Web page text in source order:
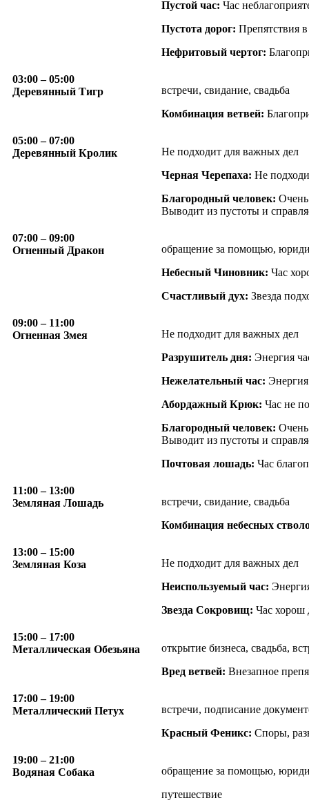
Пустой час: Час
Пустота дорог: Препятствия
Нефритовый чертог:
03:00– 05:00
Деревянный Тигр
встречи, свидание, свадьба
Комбинация ветвей:
05:00– 07:00
Деревянный Кролик
Не подходит для важных дел
Черная Черепаха: Не
Благородный человек:
Выводит из пустоты и
07:00– 09:00
Огненный Дракон
обращение за помощью,
Небесный Чиновник: Час
Счастливый дух: Звезда
09:00– 11:00
Огненная Змея
Не подходит для важных дел
Разрушитель дня: Энергия
Нежелательный час:
Абордажный Крюк: Час не
Благородный человек:
Выводит из пустоты и
Почтовая лошадь: Час
11:00– 13:00
Земляная Лошадь
встречи, свидание, свадьба
Комбинация небесных
13:00– 15:00
Земляная Коза
Не подходит для важных дел
Неиспользуемый час:
Звезда Сокровищ: Час хорош
15:00– 17:00
Металлическая Обезьяна
открытие бизнеса, свадьба,
Вред ветвей: Внезапное
17:00– 19:00
Металлический Петух
встречи, подписание
Красный Феникс: Споры,
19:00– 21:00
Водяная Собака
обращение за помощью,
путешествие